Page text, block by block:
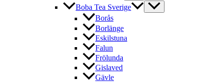
Boba Tea Sverige
Borås
Borlänge
Eskilstuna
Falun
Frölunda
Gislaved
Gävle